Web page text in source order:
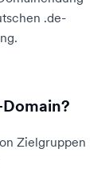
.de-
Zielgruppen